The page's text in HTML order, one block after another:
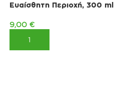
Ευαίσθητη Περιοχή, 300 ml
9,00 €
ΠΡΟΣΘΉΚΗ ΣΤΟ ΚΑΛΆΘΙ